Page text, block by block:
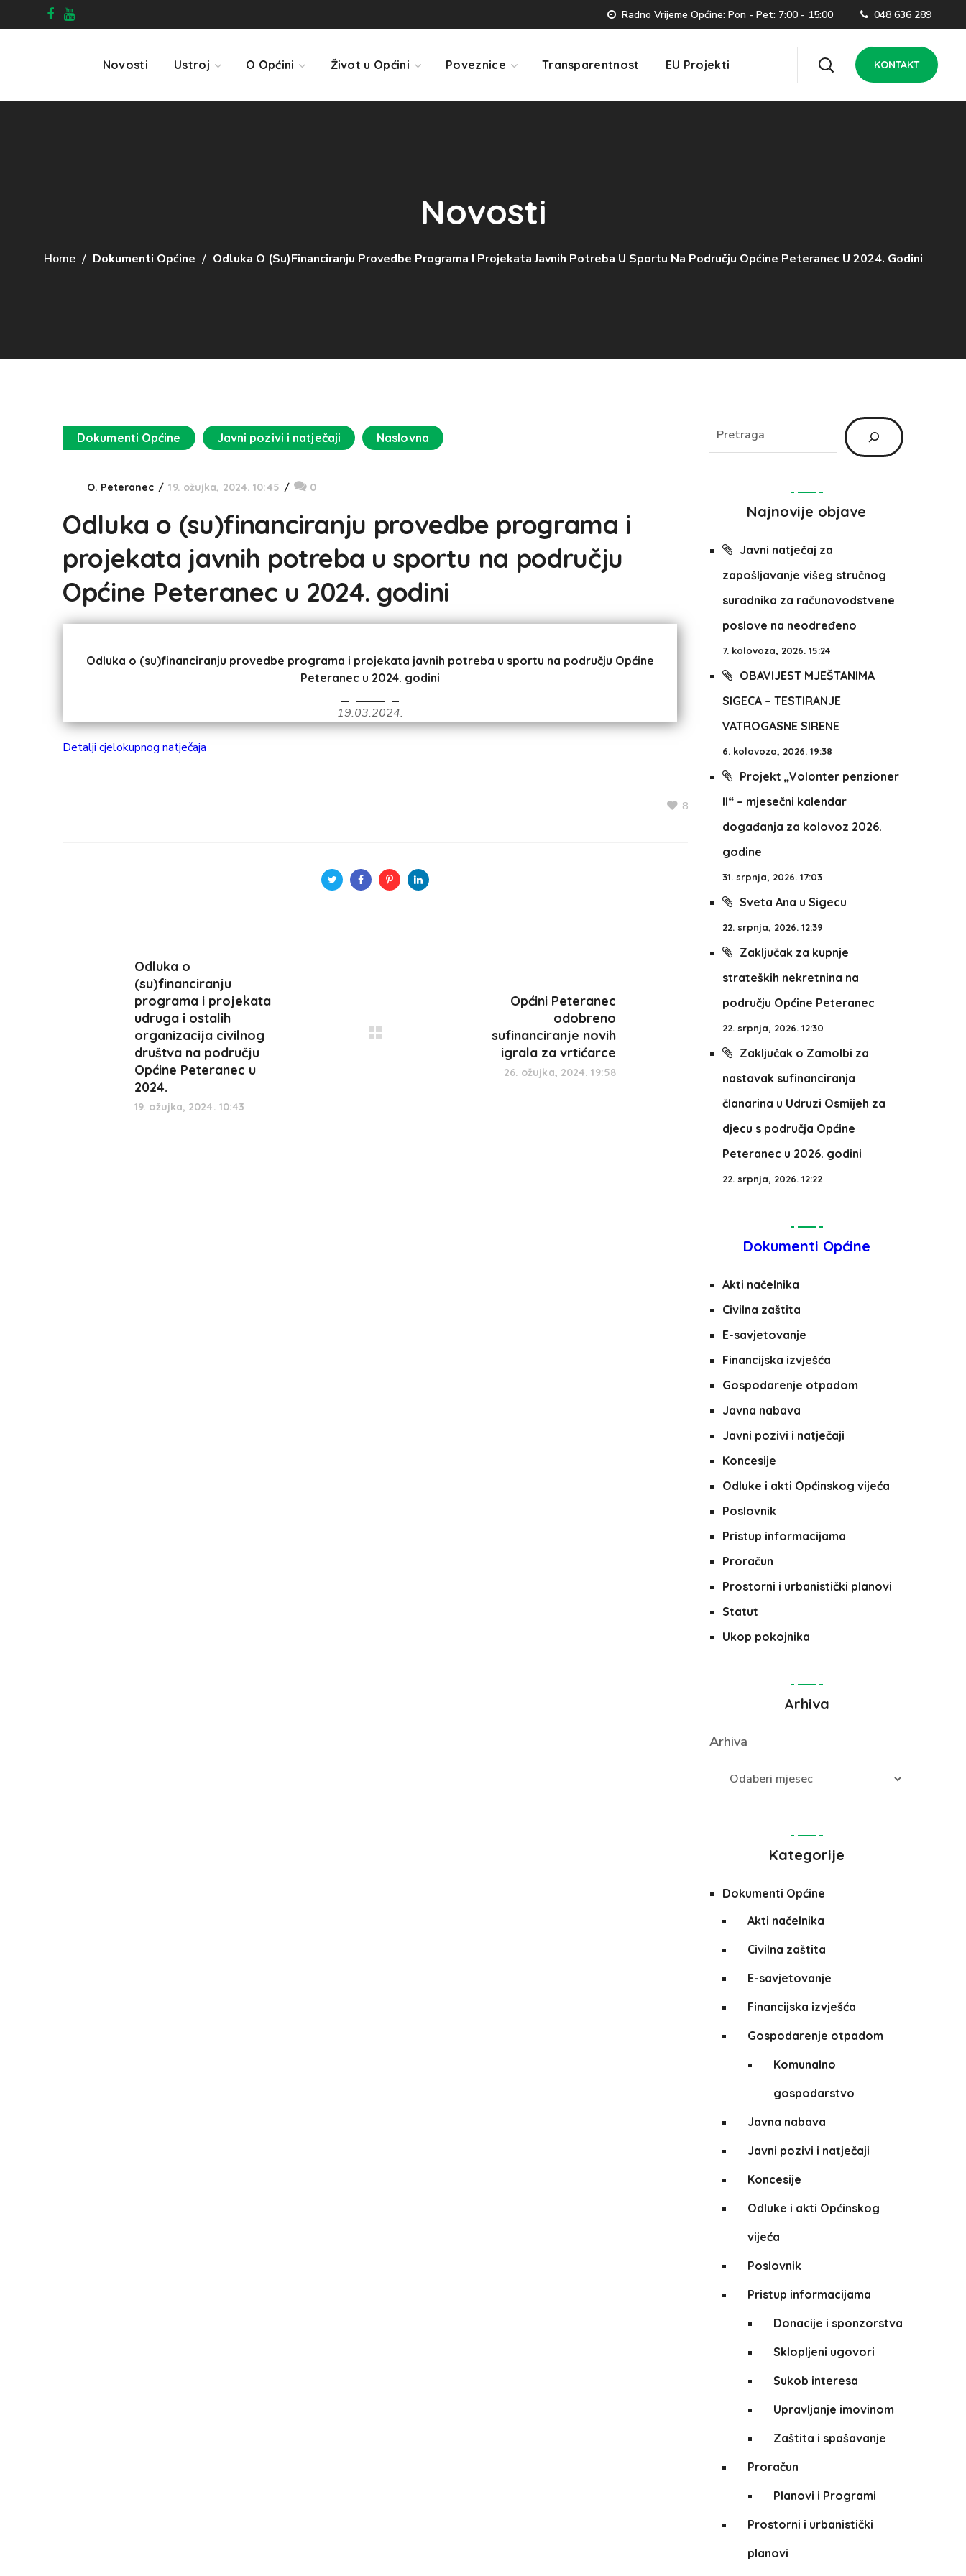
Radno Vrijeme Općine: Pon - Pet: 7:00 - 15:00 048 636 289
Novosti Ustroj O Općini Život u Općini Poveznice Transparentnost EU Projekti KONTAKT
Novosti
Home Dokumenti Općine Odluka O (su)financiranju Provedbe Programa I Projekata Javnih Potreba U Sportu Na Području Općine Peteranec U 2024. Godini
Dokumenti Općine Javni pozivi i natječaji Naslovna
O. Peteranec 19. ožujka, 2024. 10:45 0
Odluka o (su)financiranju provedbe programa i
projekata javnih potreba u sportu na području
Općine Peteranec u 2024. godini
Odluka o (su)financiranju provedbe programa i projekata javnih potreba u sportu na području Općine
Peteranec u 2024. godini
19.03.2024.
Detalji cjelokupnog natječaja
8
Odluka o
(su)financiranju
programa i projekata
udruga i ostalih
organizacija civilnog
društva na području
Općine Peteranec u
2024.
19. ožujka, 2024. 10:43
Općini Peteranec
odobreno
sufinanciranje novih
igrala za vrtićarce
26. ožujka, 2024. 19:58
Najnovije objave
Javni natječaj za
zapošljavanje višeg stručnog
suradnika za računovodstvene
poslove na neodređeno
7. kolovoza, 2026. 15:24
OBAVIJEST MJEŠTANIMA
SIGECA – TESTIRANJE
VATROGASNE SIRENE
6. kolovoza, 2026. 19:38
Projekt „Volonter penzioner
II“ – mjesečni kalendar
događanja za kolovoz 2026.
godine
31. srpnja, 2026. 17:03
Sveta Ana u Sigecu
22. srpnja, 2026. 12:39
Zaključak za kupnje
strateških nekretnina na
području Općine Peteranec
22. srpnja, 2026. 12:30
Zaključak o Zamolbi za
nastavak sufinanciranja
članarina u Udruzi Osmijeh za
djecu s područja Općine
Peteranec u 2026. godini
22. srpnja, 2026. 12:22
Dokumenti Općine
Akti načelnika
Civilna zaštita
E-savjetovanje
Financijska izvješća
Gospodarenje otpadom
Javna nabava
Javni pozivi i natječaji
Koncesije
Odluke i akti Općinskog vijeća
Poslovnik
Pristup informacijama
Proračun
Prostorni i urbanistički planovi
Statut
Ukop pokojnika
Arhiva
Arhiva
Kategorije
Dokumenti Općine
Akti načelnika
Civilna zaštita
E-savjetovanje
Financijska izvješća
Gospodarenje otpadom
Komunalno
gospodarstvo
Javna nabava
Javni pozivi i natječaji
Koncesije
Odluke i akti Općinskog
vijeća
Poslovnik
Pristup informacijama
Donacije i sponzorstva
Sklopljeni ugovori
Sukob interesa
Upravljanje imovinom
Zaštita i spašavanje
Proračun
Planovi i Programi
Prostorni i urbanistički
planovi